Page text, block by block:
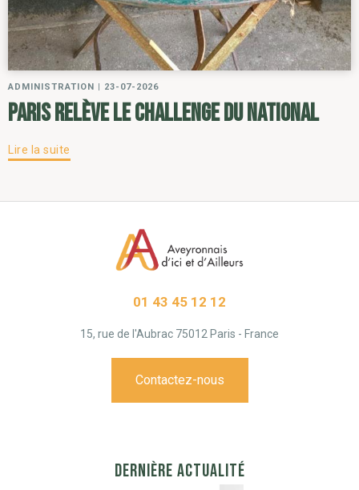
ADMINISTRATION | 23-07-2026
Paris relève le challenge du National
Lire la suite
01 43 45 12 12
15, rue de l'Aubrac 75012 Paris - France
Contactez-nous
DERNIÈRE ACTUALITÉ